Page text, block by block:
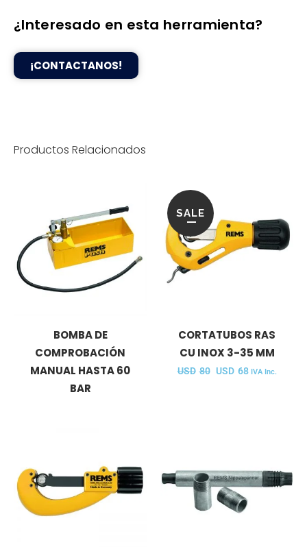
¿Interesado en esta herramienta?
¡CONTACTANOS!
Productos Relacionados
BOMBA DE
COMPROBACIÓN
MANUAL HASTA 60
BAR
SALE
CORTATUBOS RAS
CU INOX 3-35 MM
USD 80 USD 68 IVA Inc.